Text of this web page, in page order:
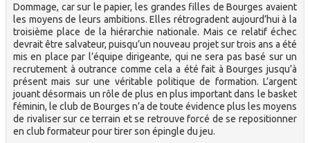
Dommage, car sur le papier, les grandes filles de Bourges avaient
les moyens de leurs ambitions. Elles rétrogradent aujourd’hui à la
troisième place de la hiérarchie nationale. Mais ce relatif échec
devrait être salvateur, puisqu’un nouveau projet sur trois ans a été
mis en place par l’équipe dirigeante, qui ne sera pas basé sur un
recrutement à outrance comme cela a été fait à Bourges jusqu’à
présent mais sur une véritable politique de formation. L’argent
jouant désormais un rôle de plus en plus important dans le basket
féminin, le club de Bourges n’a de toute évidence plus les moyens
de rivaliser sur ce terrain et se retrouve forcé de se repositionner
en club formateur pour tirer son épingle du jeu.